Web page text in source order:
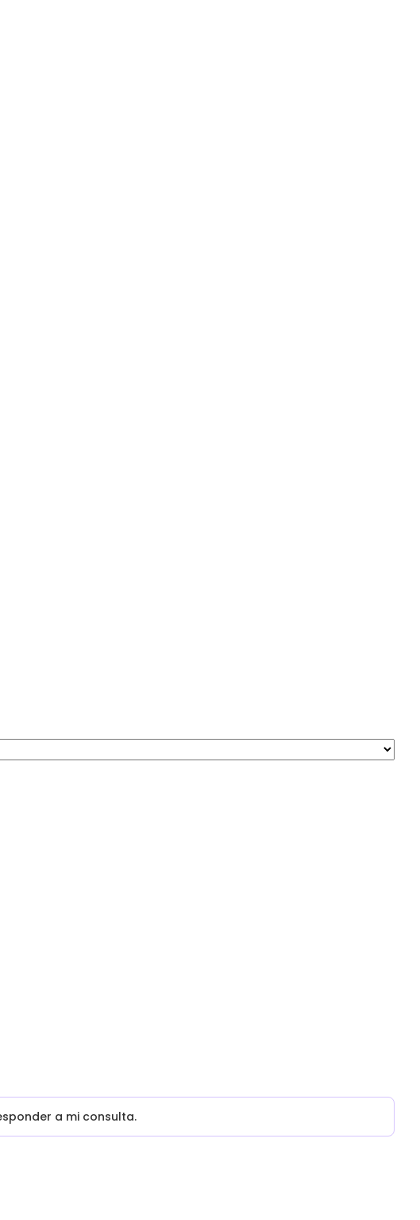
a mi consulta.